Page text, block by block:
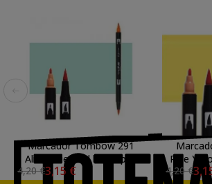
Marcador Tombow 291
Alice Blue dual brush pen
4,20 €3,15 €
Pale
4,20 €